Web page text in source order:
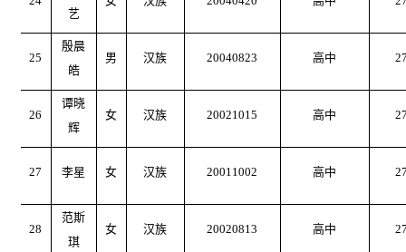
艺
25
殷晨
皓
男 汉族 20040823 高中
26
谭晓
辉
女 汉族 20021015 高中
27 李星 女 汉族 20011002 高中
28
范斯
琪
女 汉族 20020813 高中